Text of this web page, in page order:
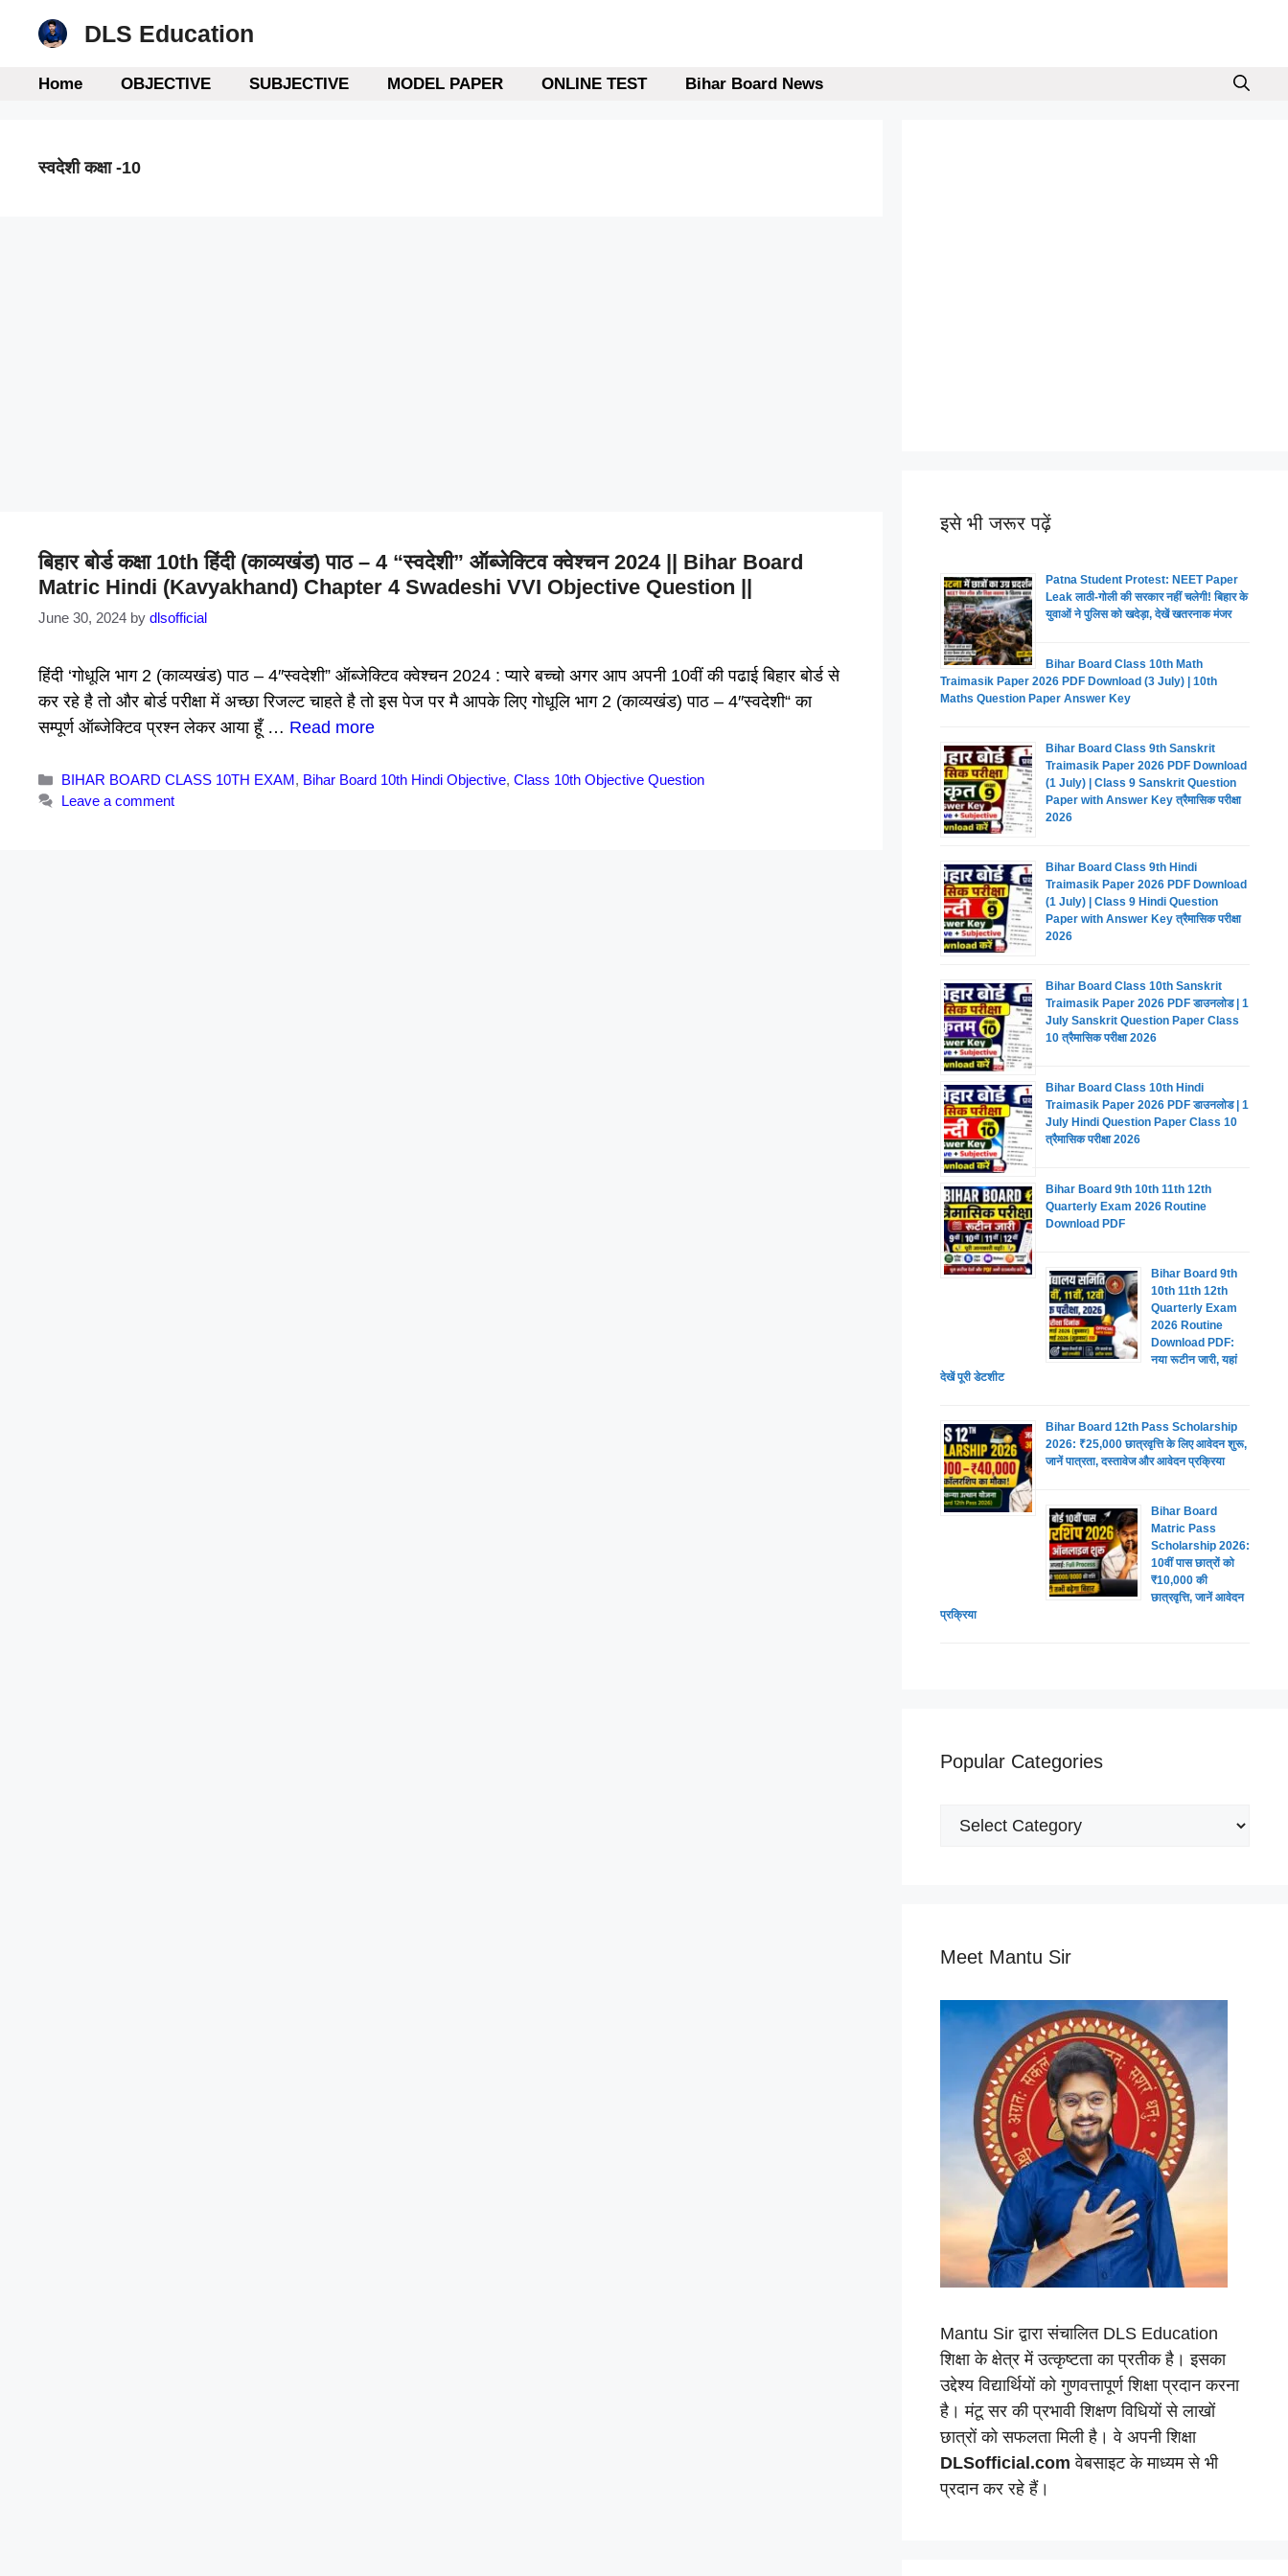
DLS Education
Home OBJECTIVE SUBJECTIVE MODEL PAPER ONLINE TEST Bihar Board News
स्वदेशी कक्षा -10
बिहार बोर्ड कक्षा 10th हिंदी (काव्यखंड) पाठ – 4 “स्वदेशी” ऑब्जेक्टिव क्वेश्चन 2024 || Bihar Board
Matric Hindi (Kavyakhand) Chapter 4 Swadeshi VVI Objective Question ||
June 30, 2024 by dlsofficial
हिंदी ‘गोधूलि भाग 2 (काव्यखंड) पाठ – 4″स्वदेशी” ऑब्जेक्टिव क्वेश्चन 2024 : प्यारे बच्चो अगर आप अपनी 10वीं की पढाई बिहार बोर्ड से
कर रहे है तो और बोर्ड परीक्षा में अच्छा रिजल्ट चाहते है तो इस पेज पर मै आपके लिए गोधूलि भाग 2 (काव्यखंड) पाठ – 4″स्वदेशी“ का
सम्पूर्ण ऑब्जेक्टिव प्रश्न लेकर आया हूँ … Read more
Categories
BIHAR BOARD CLASS 10TH EXAM, Bihar Board 10th Hindi Objective,Class 10th Objective Question
Leave a comment
इसे भी जरूर पढ़ें
Patna Student Protest: NEET Paper
Leak लाठी-गोली की सरकार नहीं चलेगी! बिहार के
युवाओं ने पुलिस को खदेड़ा, देखें खतरनाक मंजर
Bihar Board Class 10th Math
Traimasik Paper 2026 PDF Download (3 July) | 10th
Maths Question Paper Answer Key
Bihar Board Class 9th Sanskrit
Traimasik Paper 2026 PDF Download
(1 July) | Class 9 Sanskrit Question
Paper with Answer Key त्रैमासिक परीक्षा
2026
Bihar Board Class 9th Hindi
Traimasik Paper 2026 PDF Download
(1 July) | Class 9 Hindi Question
Paper with Answer Key त्रैमासिक परीक्षा
2026
Bihar Board Class 10th Sanskrit
Traimasik Paper 2026 PDF डाउनलोड | 1
July Sanskrit Question Paper Class
10 त्रैमासिक परीक्षा 2026
Bihar Board Class 10th Hindi
Traimasik Paper 2026 PDF डाउनलोड | 1
July Hindi Question Paper Class 10
त्रैमासिक परीक्षा 2026
Bihar Board 9th 10th 11th 12th
Quarterly Exam 2026 Routine
Download PDF
Bihar Board 9th
10th 11th 12th
Quarterly Exam
2026 Routine
Download PDF:
नया रूटीन जारी, यहां
देखें पूरी डेटशीट
Bihar Board 12th Pass Scholarship
2026: ₹25,000 छात्रवृत्ति के लिए आवेदन शुरू,
जानें पात्रता, दस्तावेज और आवेदन प्रक्रिया
Bihar Board
Matric Pass
Scholarship 2026:
10वीं पास छात्रों को
₹10,000 की
छात्रवृत्ति, जानें आवेदन
प्रक्रिया
Popular Categories
Popular
Meet Mantu Sir
Mantu Sir द्वारा संचालित DLS Education
शिक्षा के क्षेत्र में उत्कृष्टता का प्रतीक है। इसका
उद्देश्य विद्यार्थियों को गुणवत्तापूर्ण शिक्षा प्रदान करना
है। मंटू सर की प्रभावी शिक्षण विधियों से लाखों
छात्रों को सफलता मिली है। वे अपनी शिक्षा
DLSofficial.com वेबसाइट के माध्यम से भी
प्रदान कर रहे हैं।